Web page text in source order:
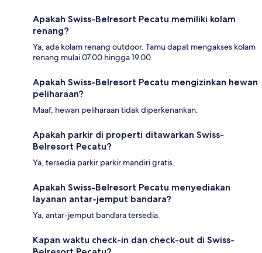
Apakah Swiss-Belresort Pecatu memiliki kolam
renang?
Ya, ada kolam renang outdoor. Tamu dapat mengakses kolam
renang mulai 07.00 hingga 19.00.
Apakah Swiss-Belresort Pecatu mengizinkan hewan
peliharaan?
Maaf, hewan peliharaan tidak diperkenankan.
Apakah parkir di properti ditawarkan Swiss-
Belresort Pecatu?
Ya, tersedia parkir parkir mandiri gratis.
Apakah Swiss-Belresort Pecatu menyediakan
layanan antar-jemput bandara?
Ya, antar-jemput bandara tersedia.
Kapan waktu check-in dan check-out di Swiss-